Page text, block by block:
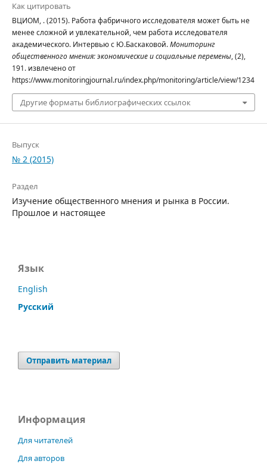
Как цитировать
ВЦИОМ, . (2015). Работа фабричного исследователя может быть не
менее сложной и увлекательной, чем работа исследователя
академического. Интервью с Ю.Баскаковой.Мониторинг
общественного мнения: экономические и социальные перемены, (2),
191. извлечено от
https://www.monitoringjournal.ru/index.php/monitoring/article/view/1234
Другие форматы библиографических ссылок
Выпуск
№ 2 (2015)
Раздел
Изучение общественного мнения и рынка в России.
Прошлое и настоящее
Язык
English
Русский
Отправить материал
Информация
Для читателей
Для авторов